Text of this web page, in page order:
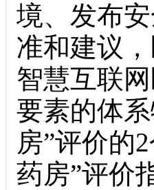
境、发布
准和建议
智慧互联
要素的体
房”评价的
药房”评价